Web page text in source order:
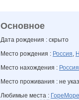
Основное
Дата рождения : скрыто
Место рождения : Россия,
Место нахождения : Россия
Место проживания : не
Любимые места : ГореМоре